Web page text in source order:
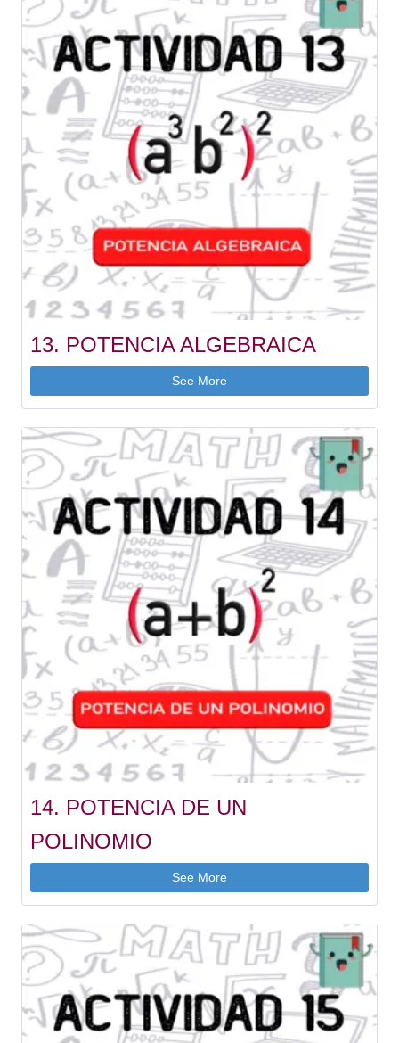
13. POTENCIA ALGEBRAICA
See More
14. POTENCIA DE UN
POLINOMIO
See More